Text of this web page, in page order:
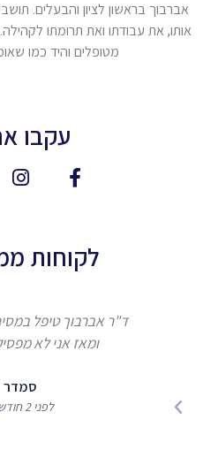
אברבוך בראשון לציון והבעלים.
אותו, את עבודתו ואת תרומתו
מטופלים והיד כמו
עקבו
לקוחות
ד"ר אברבוך טיפל
ומאז אני לא
סמדר
לפני 2 חודשים